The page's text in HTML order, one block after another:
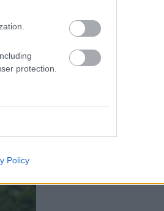
protection.
Policy